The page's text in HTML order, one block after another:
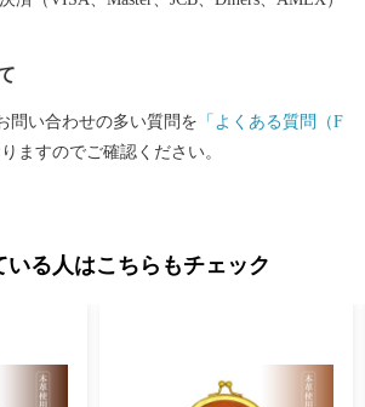
所不明等で返礼品をお受取りいただけなか
来かねますので、ご了承ください。 ※お受
予め分かっている場合は、お申込み時に
問い合わせの多い質問を 「よくある質問（F
ますのでご確認ください。
いる人はこちらもチェック